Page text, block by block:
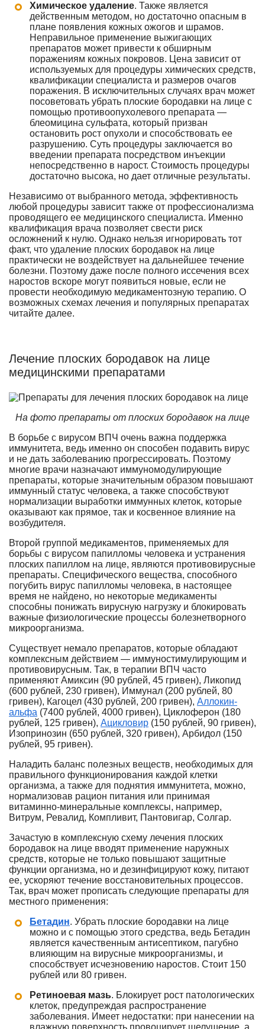
Химическое удаление. Также является
действенным методом, но достаточно опасным в
плане появления кожных ожогов и шрамов.
Неправильное применение выжигающих
препаратов может привести к обширным
поражениям кожных покровов. Цена зависит от
используемых для процедуры химических средств,
квалификации специалиста и размеров очагов
поражения. В исключительных случаях врач может
посоветовать убрать плоские бородавки на лице с
помощью противоопухолевого препарата —
блеомицина сульфата, который призван
остановить рост опухоли и способствовать ее
разрушению. Суть процедуры заключается во
введении препарата посредством инъекции
непосредственно в нарост. Стоимость процедуры
достаточно высока, но дает отличные результаты.
Независимо от выбранного метода, эффективность
любой процедуры зависит также от профессионализма
проводящего ее медицинского специалиста. Именно
квалификация врача позволяет свести риск
осложнений к нулю. Однако нельзя игнорировать тот
факт, что удаление плоских бородавок на лице
практически не воздействует на дальнейшее течение
болезни. Поэтому даже после полного иссечения всех
наростов вскоре могут появиться новые, если не
провести необходимую медикаментозную терапию. О
возможных схемах лечения и популярных препаратах
читайте далее.
Лечение плоских бородавок на лице
медицинскими препаратами
На фото препараты от плоских бородавок на лице
В борьбе с вирусом ВПЧ очень важна поддержка
иммунитета, ведь именно он способен подавить вирус
и не дать заболеванию прогрессировать. Поэтому
многие врачи назначают иммуномодулирующие
препараты, которые значительным образом повышают
иммунный статус человека, а также способствуют
нормализации выработки иммунных клеток, которые
оказывают как прямое, так и косвенное влияние на
возбудителя.
Второй группой медикаментов, применяемых для
борьбы с вирусом папилломы человека и устранения
плоских папиллом на лице, являются противовирусные
препараты. Специфического вещества, способного
погубить вирус папилломы человека, в настоящее
время не найдено, но некоторые медикаменты
способны понижать вирусную нагрузку и блокировать
важные физиологические процессы болезнетворного
микроорганизма.
Существует немало препаратов, которые обладают
комплексным действием — иммуностимулирующим и
противовирусным. Так, в терапии ВПЧ часто
применяют Амиксин (90 рублей, 45 гривен), Ликопид
(600 рублей, 230 гривен), Иммунал (200 рублей, 80
гривен), Кагоцел (430 рублей, 200 гривен), Аллокин-
альфа (7400 рублей, 4000 гривен), Циклоферон (180
рублей, 125 гривен), Ацикловир (150 рублей, 90 гривен),
Изопринозин (650 рублей, 320 гривен), Арбидол (150
рублей, 95 гривен).
Наладить баланс полезных веществ, необходимых для
правильного функционирования каждой клетки
организма, а также для поднятия иммунитета, можно,
нормализовав рацион питания или принимая
витаминно-минеральные комплексы, например,
Витрум, Ревалид, Компливит, Пантовигар, Солгар.
Зачастую в комплексную схему лечения плоских
бородавок на лице вводят применение наружных
средств, которые не только повышают защитные
функции организма, но и дезинфицируют кожу, питают
ее, ускоряют течение восстановительных процессов.
Так, врач может прописать следующие препараты для
местного применения:
Бетадин. Убрать плоские бородавки на лице
можно и с помощью этого средства, ведь Бетадин
является качественным антисептиком, пагубно
влияющим на вирусные микроорганизмы, и
способствует исчезновению наростов. Стоит 150
рублей или 80 гривен.
Ретиноевая мазь. Блокирует рост патологических
клеток, предупреждая распространение
заболевания. Имеет недостатки: при нанесении на
влажную поверхность провоцирует шелушение, а